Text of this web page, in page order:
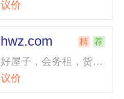
议价
hwz.com 精 荐
好屋子，会务租，货物租，户外租，汇伟智
议价